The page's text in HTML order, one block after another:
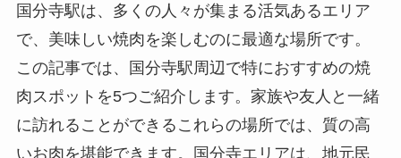
国分寺駅は、多くの人々が集まる活気あるエリア
で、美味しい焼肉を楽しむのに最適な場所です。
この記事では、国分寺駅周辺で特におすすめの焼
肉スポットを5つご紹介します。家族や友人と一緒
に訪れることができるこれらの場所では、質の高
いお肉を堪能できます。国分寺エリアは、地元民